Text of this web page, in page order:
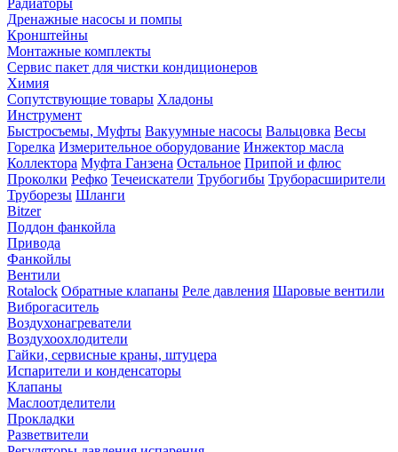
Радиаторы
Дренажные насосы и помпы
Кронштейны
Монтажные комплекты
Сервис пакет для чистки кондиционеров
Химия
Сопутствующие товары Хладоны
Инструмент
Быстросъемы, Муфты Вакуумные насосы Вальцовка Весы
Горелка Измерительное оборудование Инжектор масла
Коллектора Муфта Ганзена Остальное Припой и флюс
Проколки Рефко Течеискатели Трубогибы Труборасширители
Труборезы Шланги
Bitzer
Поддон фанкойла
Привода
Фанкойлы
Вентили
Rotalock Обратные клапаны Реле давления Шаровые вентили
Виброгаситель
Воздухонагреватели
Воздухоохлодители
Гайки, сервисные краны, штуцера
Испарители и конденсаторы
Клапаны
Маслоотделители
Прокладки
Разветвители